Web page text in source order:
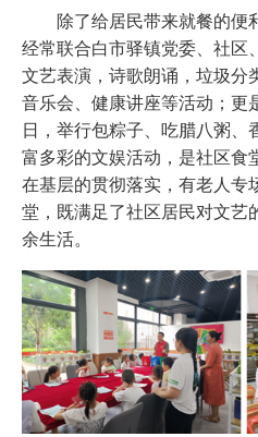
除了给居民带来就餐的便
经常联合白市驿镇党委、社区
文艺表演，诗歌朗诵，垃圾分
音乐会、健康讲座等活动；更
日，举行包粽子、吃腊八粥
富多彩的文娱活动，是社区食
在基层的贯彻落实，有老人专
堂，既满足了社区居民对文艺
余生活。